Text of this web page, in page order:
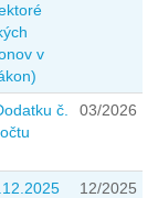
v
č.
03/2026
12/2025